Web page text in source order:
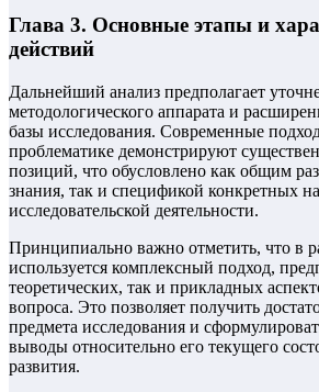
Глава 3. Основные этапы и
действий
Дальнейший анализ предполагает
методологического аппарата и
базы исследования. Современные
проблематике демонстрируют
позиций, что обусловлено как общим
знания, так и спецификой конкретных
исследовательской деятельности.
Принципиально важно отметить, что в
используется комплексный подход,
теоретических, так и прикладных
вопроса. Это позволяет получить
предмета исследования и
выводы относительно его текущего
развития.